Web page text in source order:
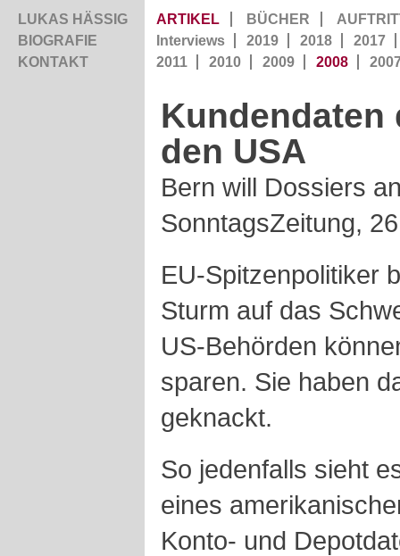
LUKAS HÄSSIG
BIOGRAFIE
KONTAKT
ARTIKEL BÜCHER
Interviews
2019 2018
2017
2011
2010 2009 2008
Kundendaten
den USA
Bern will Dossiers
SonntagsZeitung,
EU-Spitzenpolitiker
Sturm auf das
US-Behörden
sparen. Sie haben
geknackt.
So jedenfalls sieht
eines
Konto- und